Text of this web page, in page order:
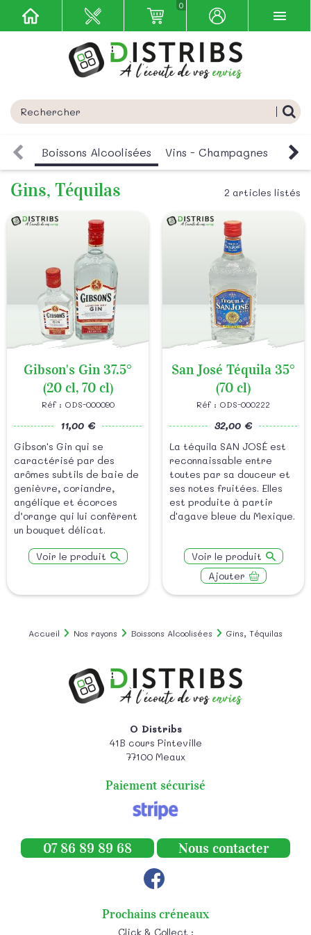
0
Boissons Alcoolisées Vins - Champagnes
Gins, Téquilas 2 articles listés
Gibson's Gin 37.5°
(20 cl, 70 cl)
Réf : ODS-000090
11,00 €
Gibson's Gin qui se
caractérisé par des
arômes subtils de baie de
genièvre, coriandre,
angélique et écorces
d’orange qui lui confèrent
un bouquet délicat.
Voir le produit
San José Téquila 35°
(70 cl)
Réf : ODS-000222
32,00 €
La téquila SAN JOSÉ est
reconnaissable entre
toutes par sa douceur et
ses notes fruitées. Elles
est produite à partir
d'agave bleue du Mexique.
Voir le produit
Ajouter
Accueil Nos rayons Boissons Alcoolisées Gins, Téquilas
O Distribs
41B cours Pinteville
77100 Meaux
Paiement sécurisé
07 86 89 89 68 Nous contacter
Prochains créneaux
Click & Collect :